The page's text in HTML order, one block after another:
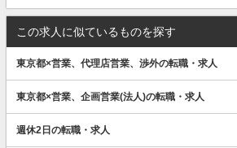
この求人に似ているものを探す
東京都×営業、代理店営業、渉外の転職・求人
東京都×営業、企画営業(法人)の転職・求人
週休2日の転職・求人